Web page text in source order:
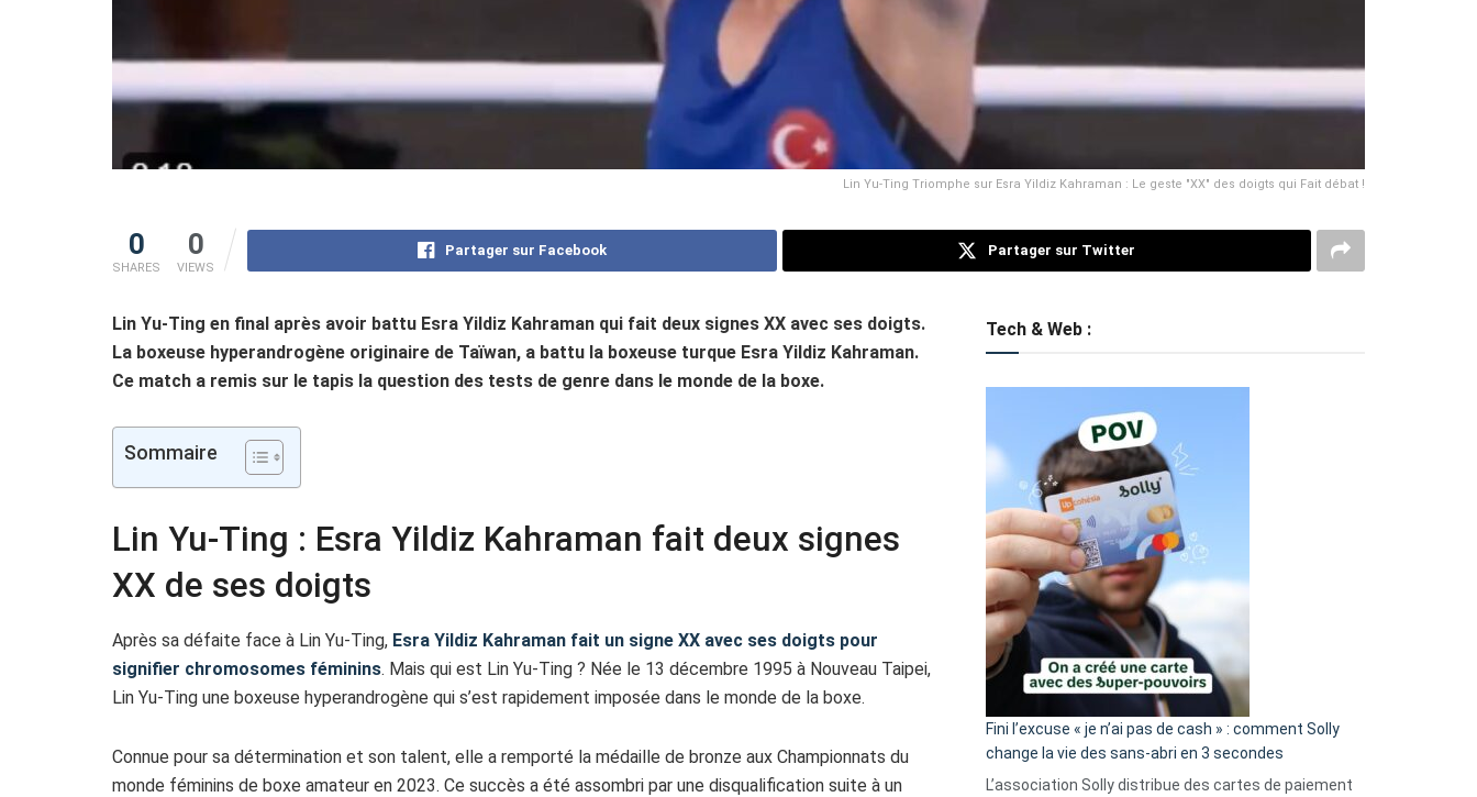
Lin Yu-Ting Triomphe sur Esra Yildiz Kahraman : Le geste "XX" des doigts qui Fait débat !
0
SHARES
0
VIEWS
Partager sur Facebook Partager sur Twitter
Lin Yu-Ting en final après avoir battu Esra Yildiz Kahraman qui fait deux signes XX avec ses doigts.
La boxeuse hyperandrogène originaire de Taïwan, a battu la boxeuse turque Esra Yildiz Kahraman.
Ce match a remis sur le tapis la question des tests de genre dans le monde de la boxe.
Sommaire
Lin Yu-Ting : Esra Yildiz Kahraman fait deux signes
XX de ses doigts
Après sa défaite face à Lin Yu-Ting, Esra Yildiz Kahraman fait un signe XX avec ses doigts pour
signifier chromosomes féminins. Mais qui est Lin Yu-Ting ? Née le 13 décembre 1995 à Nouveau Taipei,
Lin Yu-Ting une boxeuse hyperandrogène qui s’est rapidement imposée dans le monde de la boxe.
Connue pour sa détermination et son talent, elle a remporté la médaille de bronze aux Championnats du
monde féminins de boxe amateur en 2023. Ce succès a été assombri par une disqualification suite à un
Tech & Web :
Fini l’excuse « je n’ai pas de cash » : comment Solly
change la vie des sans-abri en 3 secondes
L’association Solly distribue des cartes de paiement